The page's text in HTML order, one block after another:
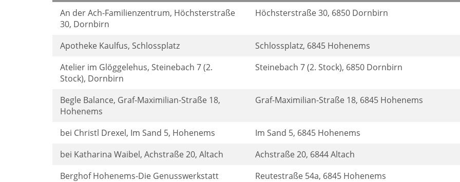
An der Ach-Familienzentrum, Höchsterstraße
30, Dornbirn
Höchsterstraße 30, 6850 Dornbirn
Apotheke Kaulfus, Schlossplatz
Schlossplatz, 6845 Hohenems
Atelier im Glöggelehus, Steinebach 7 (2.
Stock), Dornbirn
Steinebach 7 (2. Stock), 6850 Dornbirn
Begle Balance, Graf-Maximilian-Straße 18,
Hohenems
Graf-Maximilian-Straße 18, 6845 Hohenems
bei Christl Drexel, Im Sand 5, Hohenems
Im Sand 5, 6845 Hohenems
bei Katharina Waibel, Achstraße 20, Altach
Achstraße 20, 6844 Altach
Berghof Hohenems-Die Genusswerkstatt
Reutestraße 54a, 6845 Hohenems